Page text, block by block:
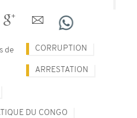
de CORRUPTION
ARRESTATION
DU CONGO